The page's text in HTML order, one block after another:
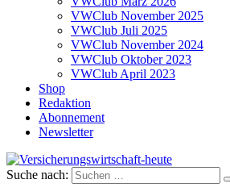
VWClub November 2025
VWClub Juli 2025
VWClub November 2024
VWClub Oktober 2023
VWClub April 2023
Shop
Redaktion
Abonnement
Newsletter
Versicherungswirtschaft-heute
Suche nach: